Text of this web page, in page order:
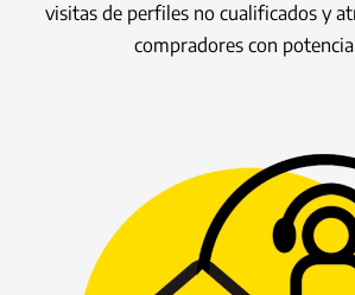
visitas de perfiles no cualificados y
compradores con